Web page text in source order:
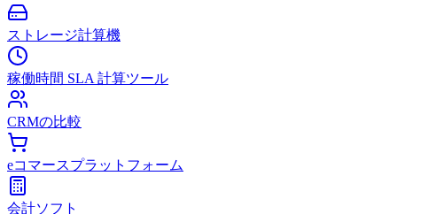
ストレージ計算機
稼働時間 SLA 計算ツール
CRMの比較
eコマースプラットフォーム
会計ソフト